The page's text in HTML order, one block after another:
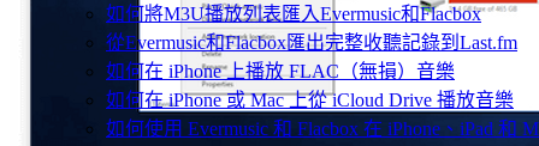
如何將M3U播放列表匯入Evermusic和Flacbox
從Evermusic和Flacbox匯出完整收聽記錄到Last.fm
如何在 iPhone 上播放 FLAC（無損）音樂
如何在 iPhone 或 Mac 上從 iCloud Drive 播放音樂
如何使用 Evermusic 和 Flacbox 在 iPhone、iPad 和